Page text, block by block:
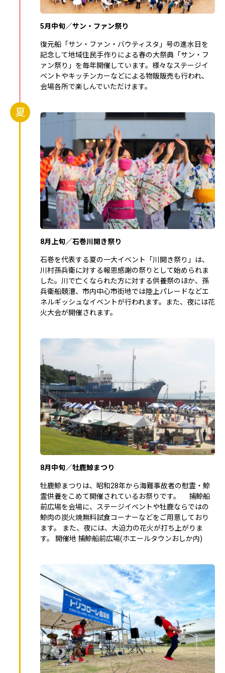
5月中旬／サン・ファン祭り
復元船「サン・ファン・バウティスタ」号の進水日を
記念して地域住民手作りによる春の大祭典「サン・フ
ァン祭り」を毎年開催しています。様々なステージイ
ベントやキッチンカーなどによる物販販売も行われ、
会場各所で楽しんでいただけます。
夏
8月上旬／石巻川開き祭り
石巻を代表する夏の一大イベント「川開き祭り」は、
川村孫兵衛に対する報恩感謝の祭りとして始められま
した。川で亡くなられた方に対する供養祭のほか、孫
兵衛船競漕、市内中心市街地では陸上パレードなどエ
ネルギッシュなイベントが行われます。また、夜には花
火大会が開催されます。
8月中旬／牡鹿鯨まつり
牡鹿鯨まつりは、昭和28年から海難事故者の慰霊・鯨
霊供養をこめて開催されているお祭りです。 捕鯨船
前広場を会場に、ステージイベントや牡鹿ならではの
鯨肉の炭火焼無料試食コーナーなどをご用意しており
ます。 また、夜には、大迫力の花火が打ち上がりま
す。 開催地 捕鯨船前広場(ホエールタウンおしか内)